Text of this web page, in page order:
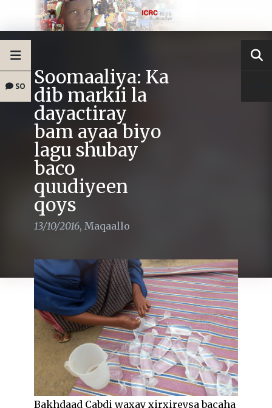
SO Soomaaliya: Ka
dib markii la
dayactiray
bam ayaa biyo
lagu shubay
baco
quudiyeen
qoys
13/10/2016, Maqaallo
Bakhdaad Cabdi waxay xirxireysa bacaha